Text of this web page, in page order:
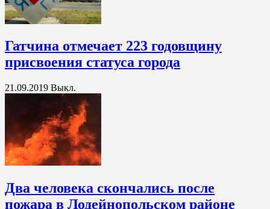
Гатчина отмечает 223 годовщину
присвоения статуса города
21.09.2019 Выкл.
Два человека скончались после
пожара в Лодейнопольском районе